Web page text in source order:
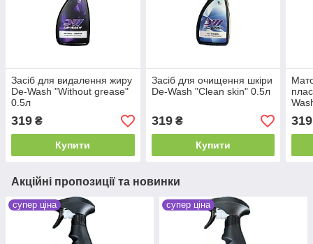
Засіб для видалення жиру
De-Wash "Without grease"
0.5л
319 ₴
Купити
Засіб для очищення шкіри
De-Wash "Clean skin" 0.5л
319₴
Купити
0,5л
319
Акційні пропозиції та новинки
супер ціна супер ціна